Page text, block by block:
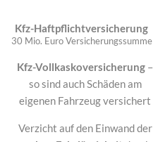
Kfz-Haftpflichtversicherung
30 Mio. Euro Versicherungssumme
Kfz-Vollkaskoversicherung –
so sind auch Schäden am
eigenen Fahrzeug versichert
Verzicht auf den Einwand der